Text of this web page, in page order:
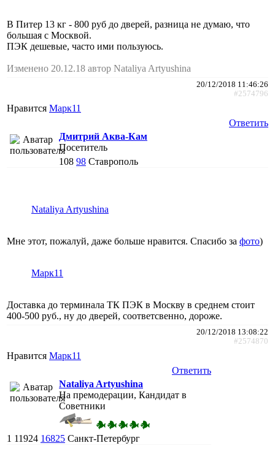
В Питер 13 кг - 800 руб до дверей, разница не думаю, что
большая с Москвой.
ПЭК дешевые, часто ими пользуюсь.
Изменено 20.12.18 автор Nataliya Artyushina
20/12/2018 11:46:26
#2574796
Нравится Марк11
Ответить
Дмитрий Аква-Кам
Посетитель
108 98 Ставрополь
Nataliya Artyushina
Мне этот, пожалуй, даже больше нравится. Спасибо за фото)
Марк11
Доставка до терминала ТК ПЭК в Москву в среднем стоит
400-500 руб., ну до дверей, соответсвенно, дороже.
20/12/2018 13:08:22
#2574870
Нравится Марк11
Ответить
Nataliya Artyushina
На премодерации, Кандидат в
Советники
1 11924 16825 Санкт-Петербург